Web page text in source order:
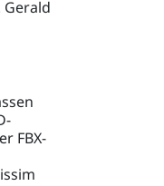
Gerald
FBX-